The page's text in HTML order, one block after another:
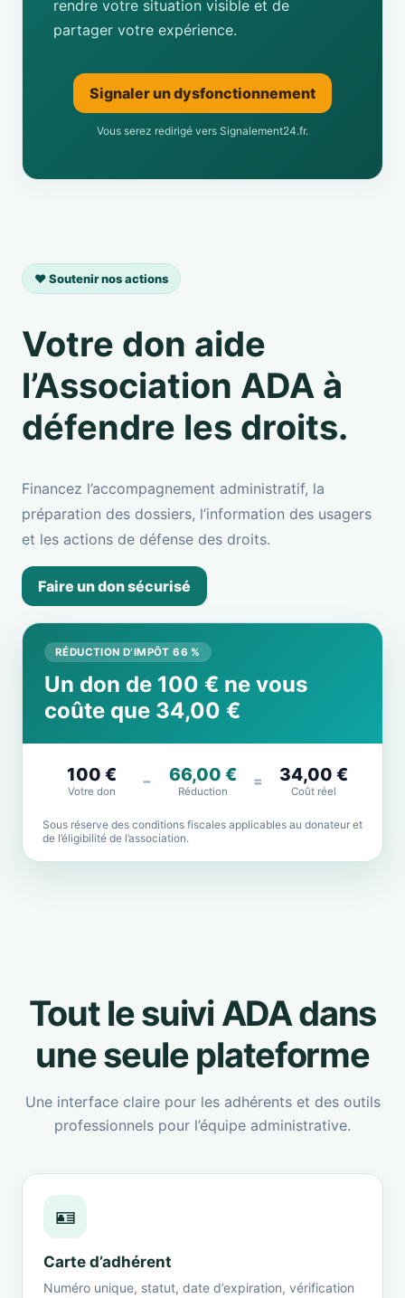
rendre votre situation visible et de
partager votre expérience.
Signaler un dysfonctionnement
Vous serez redirigé vers Signalement24.fr.
❤️ Soutenir nos actions
Votre don aide
l’Association ADA à
défendre les droits.
Financez l’accompagnement administratif, la
préparation des dossiers, l’information des usagers
et les actions de défense des droits.
Faire un don sécurisé
RÉDUCTION D’IMPÔT 66 %
Un don de 100 € ne vous
coûte que 34,00 €
100 €
Votre don
− 66,00 €
Réduction
= 34,00 €
Coût réel
Sous réserve des conditions fiscales applicables au donateur et
de l’éligibilité de l’association.
Tout le suivi ADA dans
une seule plateforme
Une interface claire pour les adhérents et des outils
professionnels pour l’équipe administrative.
🪪
Carte d’adhérent
Numéro unique, statut, date d’expiration, vérification